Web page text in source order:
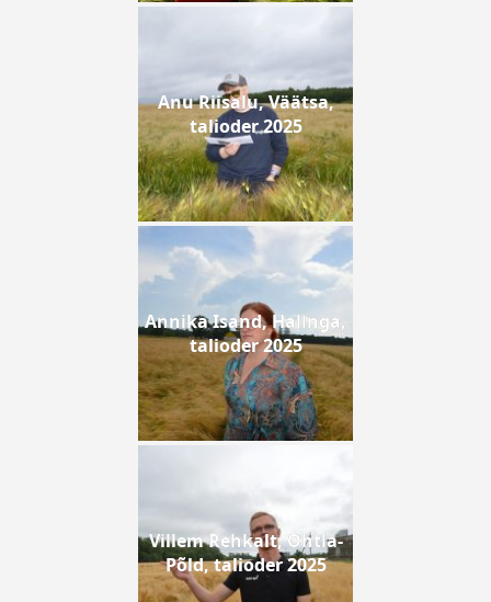
Anu Riisalu, Väätsa,
talioder 2025
Annika Isand, Halinga,
talioder 2025
Villem Rehkalt, Ohtla-
Põld, talioder 2025